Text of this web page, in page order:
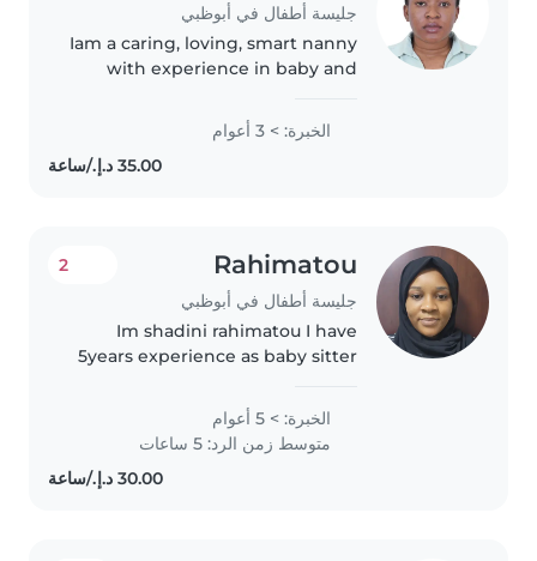
جليسة أطفال في أبوظبي
Iam a caring, loving, smart nanny
with experience in baby and
nursing assistant certificate and
experience, I love being there
for those in need of my..
الخبرة: > 3 أعوام
Rahimatou
جليسة أطفال في أبوظبي
2
Im shadini rahimatou I have
5years experience as baby sitter
2years in abu dahbi for toddler
from age 3 to 5years I do really
love kids and spending..
الخبرة: > 5 أعوام
متوسط زمن الرد: 5 ساعات